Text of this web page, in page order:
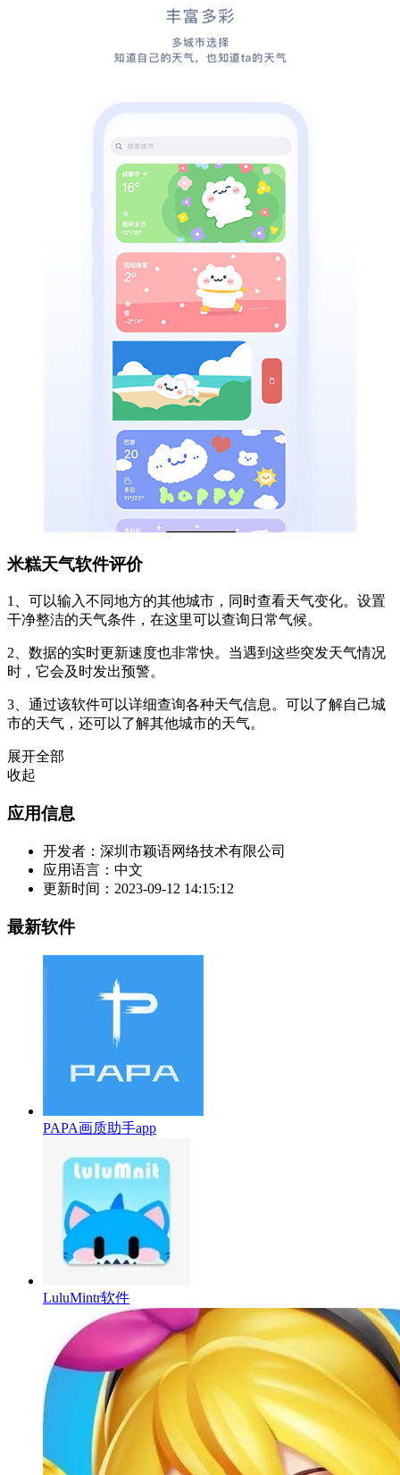
米糕天气软件评价
1、可以输入不同地方的其他城市，同时查看天气变化。设置
干净整洁的天气条件，在这里可以查询日常气候。
2、数据的实时更新速度也非常快。当遇到这些突发天气情况
时，它会及时发出预警。
3、通过该软件可以详细查询各种天气信息。可以了解自己城
市的天气，还可以了解其他城市的天气。
展开全部
收起
应用信息
开发者： 深圳市颖语网络技术有限公司
应用语言： 中文
更新时间： 2023-09-12 14:15:12
最新软件
PAPA画质助手app
LuluMintr软件